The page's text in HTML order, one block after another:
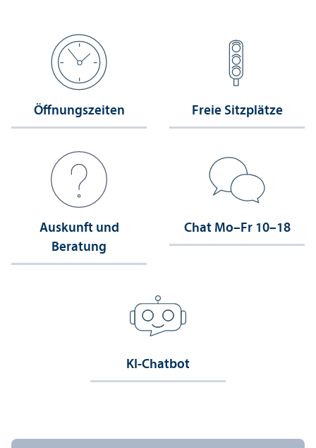
Öffnungs­zeiten Freie Sitzplätze
Auskunft und
Beratung
Chat Mo–Fr 10–18
KI-Chatbot